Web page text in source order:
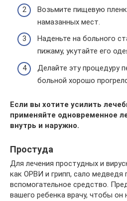
Возьмите пищевую
намазанных мест.
Наденьте на больного
пижаму, укутайте его
Делайте эту процедуру
больной хорошо
Если вы хотите усилить
применяйте одновременное
внутрь и наружно.
Простуда
Для лечения простудных и
как ОРВИ и грипп, сало медведя
вспомогательное средство.
вашего ребенка врачу, чтобы он